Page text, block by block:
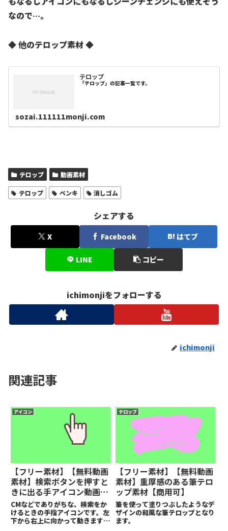
なので…。
◆ 他のテロップ素材 ◆
テロップ
「テロップ」の記事一覧です。
sozai.111111monji.com
テロップ 動画素材
テロップ ペンキ 消しゴム
シェアする
X Facebook はてブ
LINE コピー
ichimonjiをフォローする
ichimonji
関連記事
アイコン
【フリー素材】【無料動画
素材】検索ボタンを押すと
きに出る手アイコン動画素
材【商用可】
CMなどでありがちな、検索をか
けるときの手指アイコンです。左
下から右上に向かって動きます。
テロップ
【フリー素材】【無料動画
素材】重厚感のある筆テロ
ップ素材【商用可】
筆を使って塗りつぶしたようなデ
ザインの和風な筆テロップとなり
ます。